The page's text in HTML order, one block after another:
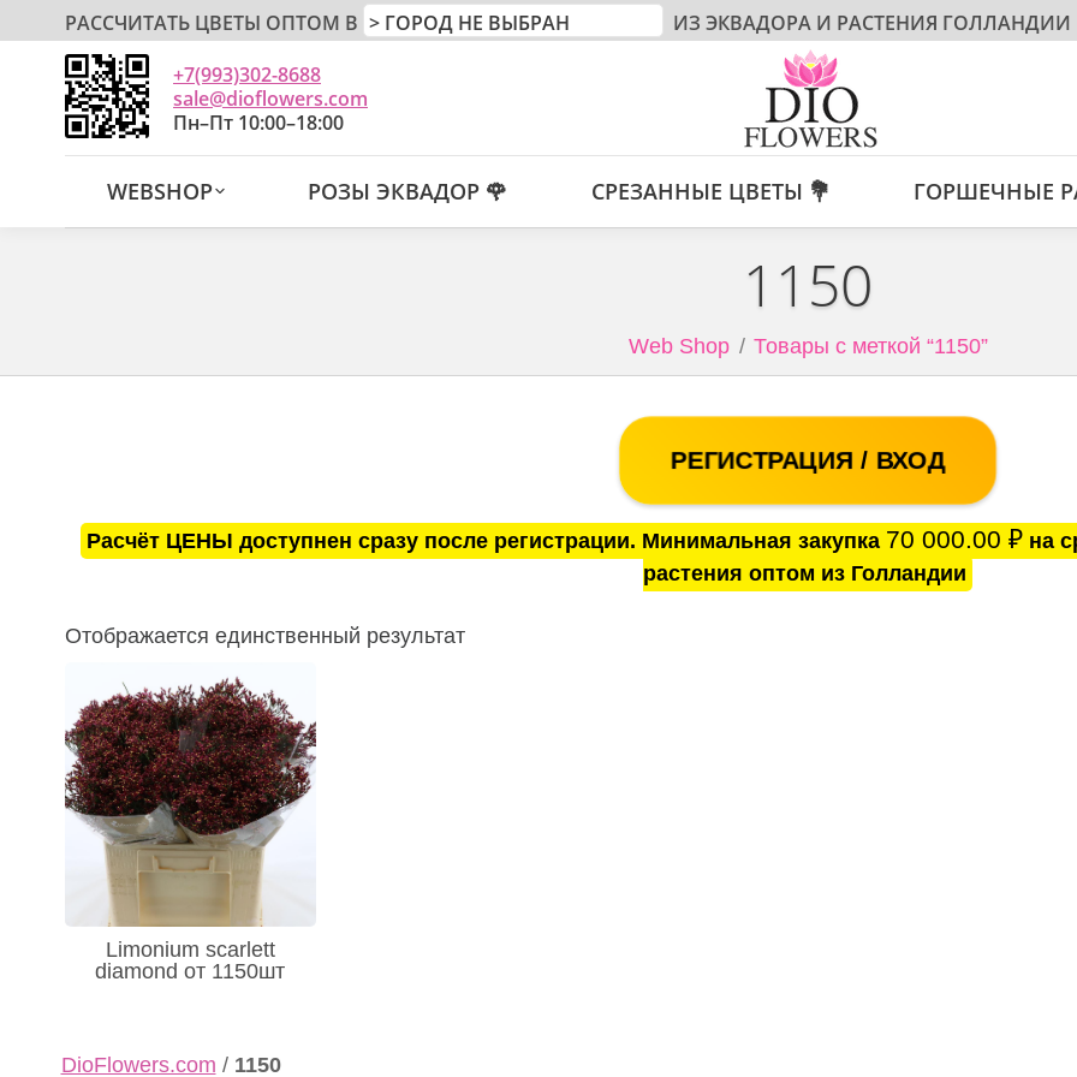
РАССЧИТАТЬ ЦВЕТЫ ОПТОМ В ИЗ ЭКВАДОРА И РАСТЕНИЯ ГОЛЛАНДИИ
+7(993)302-8688
sale@dioflowers.com
Пн–Пт 10:00–18:00
WEBSHOP РОЗЫ ЭКВАДОР 🌹 СРЕЗАННЫЕ ЦВЕТЫ 💐 ГОРШЕЧНЫЕ
1150
Web Shop Товары с меткой “1150”
РЕГИСТРАЦИЯ / ВХОД
Расчёт ЦЕНЫ доступнен сразу после регистрации. Минимальная закупка 70 000.00₽ на
растения оптом из Голландии
Отображается единственный результат
Limonium scarlett
diamond от 1150шт
DioFlowers.com / 1150